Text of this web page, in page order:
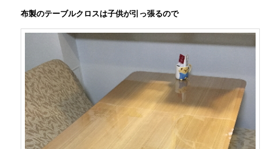
布製のテーブルクロスは子供が引っ張るので